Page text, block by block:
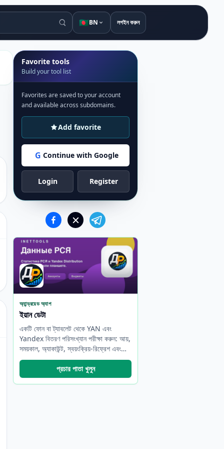
🇧🇩BN লগইন করুন
Favorite tools
Build your tool list
Favorites are saved to your account
and available across subdomains.
Add favorite
G Continue with Google
Login Register
অ্যান্ড্রয়েড অ্যাপ
ইয়ান ডেটা
একটি ফোন বা ট্যাবলেট থেকে YAN এবং
Yandex বিতরণ পরিসংখ্যান পরীক্ষা করুন: আয়,
সময়কাল, অ্যাকাউন্ট, স্বয়ংক্রিয়-রিফ্রেশ এবং
উইজেট।
প্রচার পাতা খুলুন